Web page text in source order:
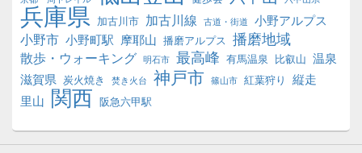
兵庫県 加古川市 加古川線 古道・街道 小野アルプス
小野市 小野町駅 摩耶山 播磨アルプス 播磨地域
散歩・ウォーキング 明石市 最高峰 有馬温泉 比叡山 温泉
滋賀県 炭火焼き 焚き火台 神戸市 篠山市 紅葉狩り
縦走
里山 関西 阪急六甲駅